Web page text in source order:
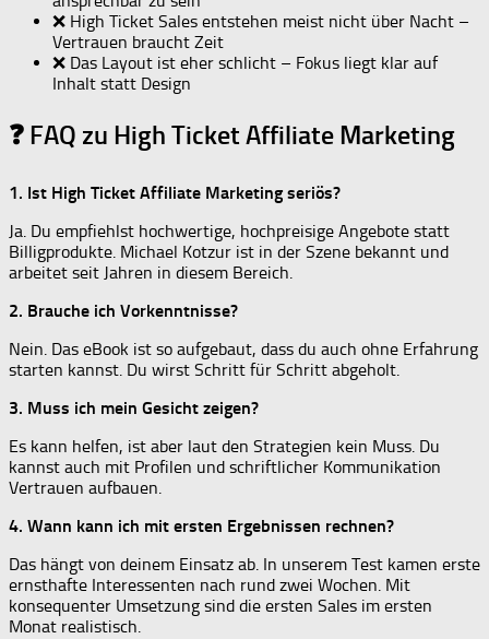
❌ High Ticket Sales entstehen meist nicht über Nacht –
Vertrauen braucht Zeit
❌ Das Layout ist eher schlicht – Fokus liegt klar auf
Inhalt statt Design
❓ FAQ zu High Ticket Affiliate Marketing
1. Ist High Ticket Affiliate Marketing seriös?
Ja. Du empfiehlst hochwertige, hochpreisige Angebote statt
Billigprodukte. Michael Kotzur ist in der Szene bekannt und
arbeitet seit Jahren in diesem Bereich.
2. Brauche ich Vorkenntnisse?
Nein. Das eBook ist so aufgebaut, dass du auch ohne Erfahrung
starten kannst. Du wirst Schritt für Schritt abgeholt.
3. Muss ich mein Gesicht zeigen?
Es kann helfen, ist aber laut den Strategien kein Muss. Du
kannst auch mit Profilen und schriftlicher Kommunikation
Vertrauen aufbauen.
4. Wann kann ich mit ersten Ergebnissen rechnen?
Das hängt von deinem Einsatz ab. In unserem Test kamen erste
ernsthafte Interessenten nach rund zwei Wochen. Mit
konsequenter Umsetzung sind die ersten Sales im ersten
Monat realistisch.